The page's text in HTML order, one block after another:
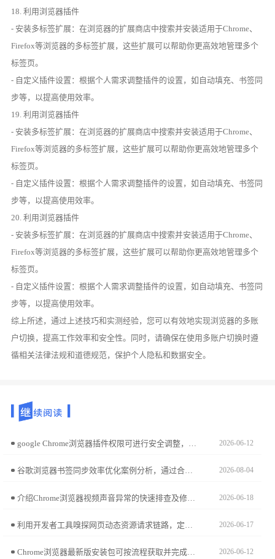
18. 利用浏览器插件
- 安装多标签扩展：在浏览器的扩展商店中搜索并安装适用于Chrome、
Firefox等浏览器的多标签扩展，这些扩展可以帮助你更高效地管理多个
标签页。
- 自定义插件设置：根据个人需求调整插件的设置，如自动填充、书签同
步等，以提高使用效率。
19. 利用浏览器插件
- 安装多标签扩展：在浏览器的扩展商店中搜索并安装适用于Chrome、
Firefox等浏览器的多标签扩展，这些扩展可以帮助你更高效地管理多个
标签页。
- 自定义插件设置：根据个人需求调整插件的设置，如自动填充、书签同
步等，以提高使用效率。
20. 利用浏览器插件
- 安装多标签扩展：在浏览器的扩展商店中搜索并安装适用于Chrome、
Firefox等浏览器的多标签扩展，这些扩展可以帮助你更高效地管理多个
标签页。
- 自定义插件设置：根据个人需求调整插件的设置，如自动填充、书签同
步等，以提高使用效率。
综上所述，通过上述技巧和实测经验，您可以有效地实现浏览器的多账
户切换，提高工作效率和安全性。同时，请确保在使用多账户切换时遵
循相关法律法规和道德规范，保护个人隐私和数据安全。
google Chrome浏览器插件权限可进行安全调整，本文解析操作流程和管理策略，帮助用户确保浏览器使用安全可靠。 2026-06-12
谷歌浏览器书签同步效率优化案例分析，通过合理设置同步策略，实现多设备书签管理便捷，提升浏览器使用效率。 2026-08-04
介绍Chrome浏览器视频声音异常的快速排查及修复方法，帮助用户解决声音问题，恢复正常播放。 2026-06-18
2026-06-17
Chrome浏览器最新版安装包可按流程获取并完成使用，用户可体验功能升级和性能优化，实现浏览器高效稳定运行和办公便捷。 2026-06-12